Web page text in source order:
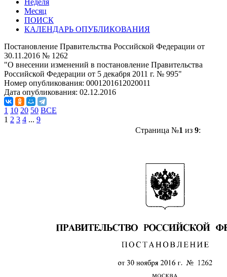
Неделя
Месяц
ПОИСК
КАЛЕНДАРЬ ОПУБЛИКОВАНИЯ
Постановление Правительства Российской Федерации от
30.11.2016 № 1262
"О внесении изменений в постановление Правительства
Российской Федерации от 5 декабря 2011 г. № 995"
Номер опубликования: 0001201612020011
Дата опубликования: 02.12.2016
1 10 20 50 ВСЕ
1 2 3 4 ... 9
Страница №1 из 9: